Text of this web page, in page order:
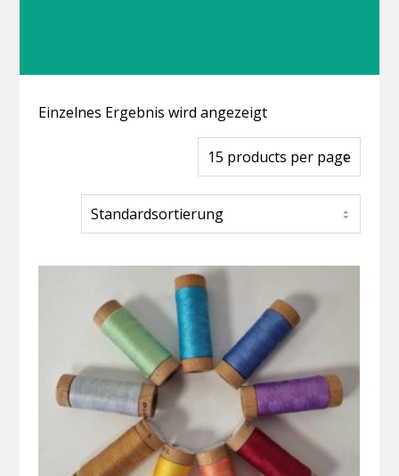
Einzelnes Ergebnis wird angezeigt